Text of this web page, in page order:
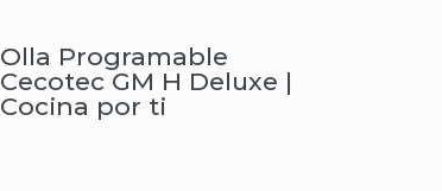
Olla Programable
Cecotec GM H Deluxe |
Cocina por ti